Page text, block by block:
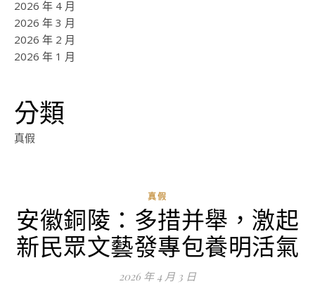
2026 年 4 月
2026 年 3 月
2026 年 2 月
2026 年 1 月
分類
真假
真假
安徽銅陵：多措并舉，激起
新民眾文藝發專包養明活氣
2026 年 4 月 3 日
0